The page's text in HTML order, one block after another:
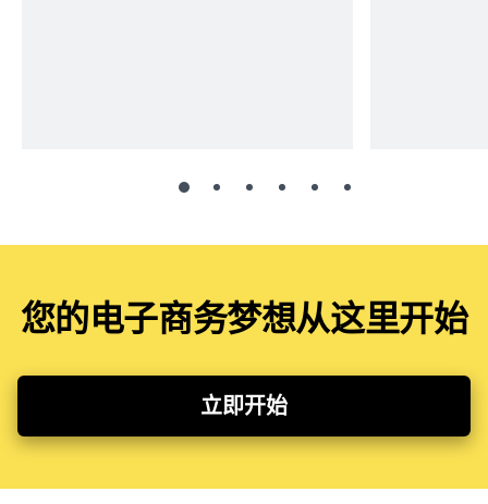
您的电子商务梦想从这里开始
立即开始